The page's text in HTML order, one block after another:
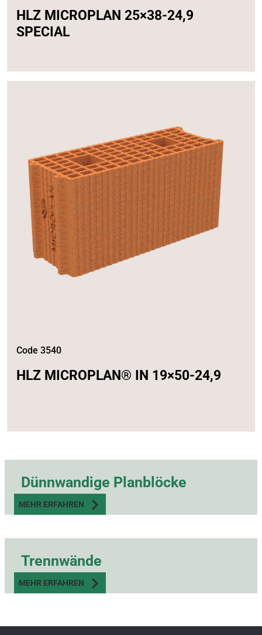
HLZ MICROPLAN 25×38-24,9
SPECIAL
Code 3540
HLZ MICROPLAN® IN 19×50-24,9
Dünnwandige Planblöcke
MEHR ERFAHREN
Trennwände
MEHR ERFAHREN